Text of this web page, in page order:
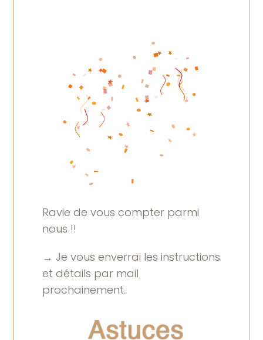
Ravie de vous compter parmi
nous !!
→ Je vous enverrai les instructions
et détails par mail
prochainement.